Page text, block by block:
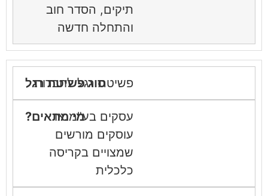
תיקים, הסדר חוב
והתחלה חדשה
פשיטת רגל לחברות
עסקים בע"מ או
עוסקים מורשים
שמצויים בקריסה
כלכלית